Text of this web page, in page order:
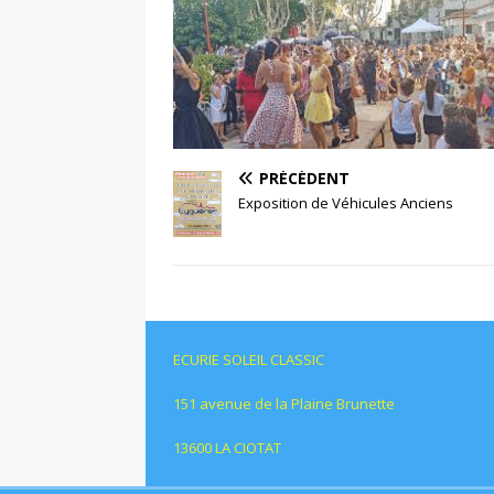
PRÉCÉDENT
Exposition de Véhicules Anciens
ECURIE SOLEIL CLASSIC
151 avenue de la Plaine Brunette
13600 LA CIOTAT